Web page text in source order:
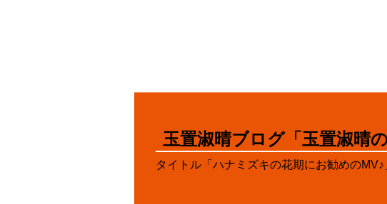
玉置淑晴ブログ「玉置淑晴
タイトル「ハナミズキの花期にお勧めのMV♪